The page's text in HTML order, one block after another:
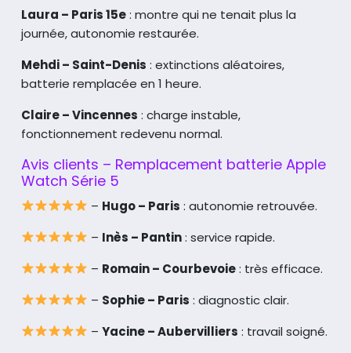
Laura – Paris 15e: montre qui ne tenait plus la
journée, autonomie restaurée.
Mehdi – Saint-Denis : extinctions aléatoires,
batterie remplacée en 1 heure.
Claire – Vincennes : charge instable,
fonctionnement redevenu normal.
Avis clients – Remplacement batterie Apple
Watch Série 5
– Hugo – Paris : autonomie retrouvée.
– Inès – Pantin: service rapide.
– Romain – Courbevoie: très efficace.
– Sophie – Paris : diagnostic clair.
–Yacine – Aubervilliers : travail soigné.